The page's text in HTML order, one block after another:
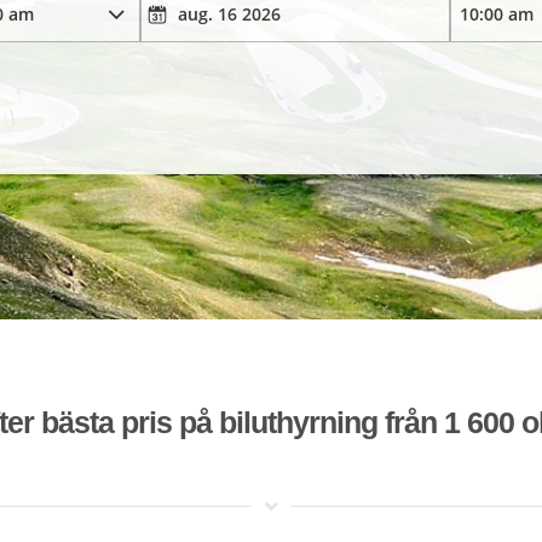
bästa pris på biluthyrning från 1 600